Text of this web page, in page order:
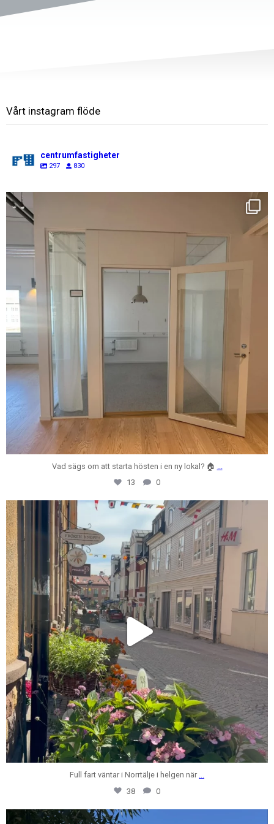
Vårt instagram flöde
centrumfastigheter
297 830
Vad sägs om att starta hösten i en ny lokal? 🏠
13
0
centrumfastigheter
Jul 31
Full fart väntar i Norrtälje i helgen när ...
38
0
centrumfastigheter